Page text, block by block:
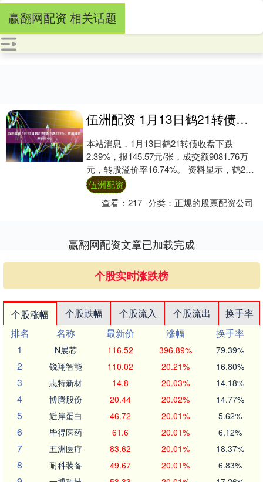
赢翻网配资 相关话题
伍洲配资 1月13日鹤21转债下跌239%，转股溢价率1674%
本站消息，1月13日鹤21转债收盘下跌
2.39%，报145.57元/张，成交额9081.76万
元，转股溢价率16.74%。 资料显示，鹤21
转债信用级别为“AA....
伍洲配资
查看：217 分类： 正规的股票配资公司
赢翻网配资文章已加载完成
个股实时涨跌榜
个股涨幅 个股跌幅 个股流入 个股流出
换手率
排名
名称 最新价 涨幅
换手率
1
N展芯 116.52 396.89% 79.39%
2 锐翔智能 110.02 20.21% 16.80%
3 志特新材 14.8 20.03% 14.18%
4 博腾股份 20.44 20.02% 14.77%
5 近岸蛋白 46.72 20.01% 5.62%
6 毕得医药 61.6 20.01% 6.12%
7 五洲医疗 83.62 20.01% 18.37%
8 耐科装备 49.67 20.01% 6.83%